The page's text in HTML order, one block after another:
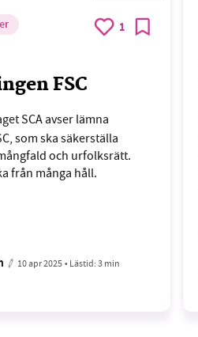
1
FSC
SCA avser lämna
som ska säkerställa
och urfolksrätt.
från många håll.
10 apr 2025 • Lästid:3 min